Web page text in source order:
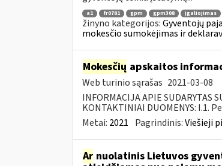
a1 fr0781 gpm gpm308 įgaliojimas
žinyno kategorijos:Gyventojų
mokesčio sumokėjimas ir
Mokesčių apskaitos
Web turinio sąrašas 2021-03-08
INFORMACIJA APIE SUDARYTAS
KONTAKTINIAI DUOMENYS: I.1.
Metai: 2021 Pagrindinis:Viešieji
Arnuolatinis Lietuvos